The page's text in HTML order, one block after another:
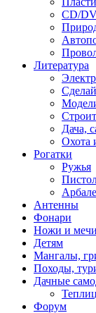
CD/
Литература
Дача,
Охота
Рогатки
Ружья
Антенны
Фонари
Ножи и мечи
Детям
Мангалы,
Походы,
Дачные
Форум